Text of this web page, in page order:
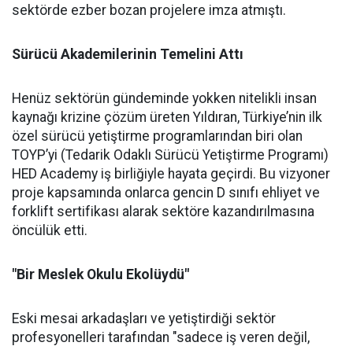
sektörde ezber bozan projelere imza atmıştı.
Sürücü Akademilerinin Temelini Attı
Henüz sektörün gündeminde yokken nitelikli insan
kaynağı krizine çözüm üreten Yıldıran, Türkiye’nin ilk
özel sürücü yetiştirme programlarından biri olan
TOYP’yi (Tedarik Odaklı Sürücü Yetiştirme Programı)
HED Academy iş birliğiyle hayata geçirdi. Bu vizyoner
proje kapsamında onlarca gencin D sınıfı ehliyet ve
forklift sertifikası alarak sektöre kazandırılmasına
öncülük etti.
"Bir Meslek Okulu Ekolüydü"
Eski mesai arkadaşları ve yetiştirdiği sektör
profesyonelleri tarafından "sadece iş veren değil,